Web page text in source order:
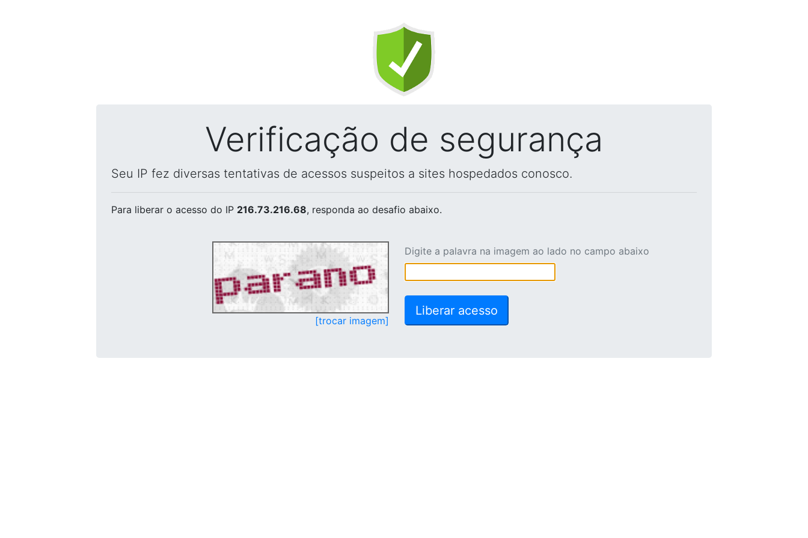
Verificação de segurança
Seu IP fez diversas tentativas de acessos suspeitos a sites hospedados conosco.
Para liberar o acesso do IP 216.73.216.68, responda ao desafio abaixo.
[trocar imagem]
Digite a palavra na imagem ao lado no campo abaixo